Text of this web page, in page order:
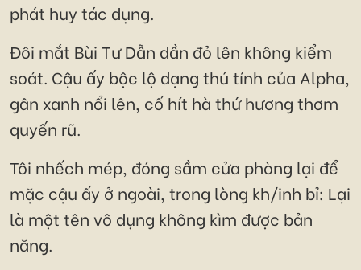
phát huy tác dụng.
Đôi mắt Bùi Tư Dẫn dần đỏ lên không kiểm
soát. Cậu ấy bộc lộ dạng thú tính của Alpha,
gân xanh nổi lên, cố hít hà thứ hương thơm
quyến rũ.
Tôi nhếch mép, đóng sầm cửa phòng lại để
mặc cậu ấy ở ngoài, trong lòng kh/inh bỉ: Lại
là một tên vô dụng không kìm được bản
năng.